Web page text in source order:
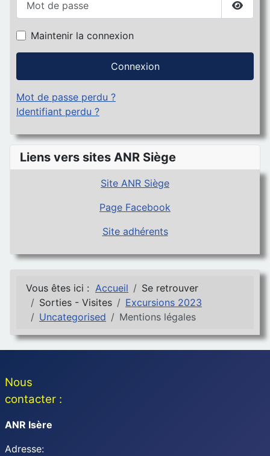
Maintenir la connexion
Connexion
Mot de passe perdu ?
Identifiant perdu ?
Liens vers sites ANR Siège
Site ANR Siège
Page Facebook
Site adhérents
Vous êtes ici : Accueil
Se retrouver
Sorties - Visites
Excursions 2023
Uncategorised
Mentions légales
Nous
contacter :
ANR Isère
Adresse: